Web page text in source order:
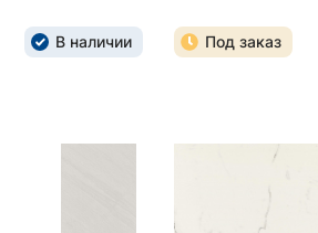
В наличии Под заказ